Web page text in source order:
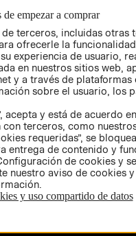
DE
COMERCIO - SIC
PETICIONES
QUEJAS Y
RECLAMOS
de empezar a comprar
terceros, incluidas otras
ofrecerle la
experiencia de usuario,
en nuestros sitios web,
y a través de plataformas
sobre el usuario, los
acepta y está de acuerdo
terceros, como
requeridas”, se
entrega de contenido y
de cookies y
nuestro aviso de cookies
y uso compartido de datos